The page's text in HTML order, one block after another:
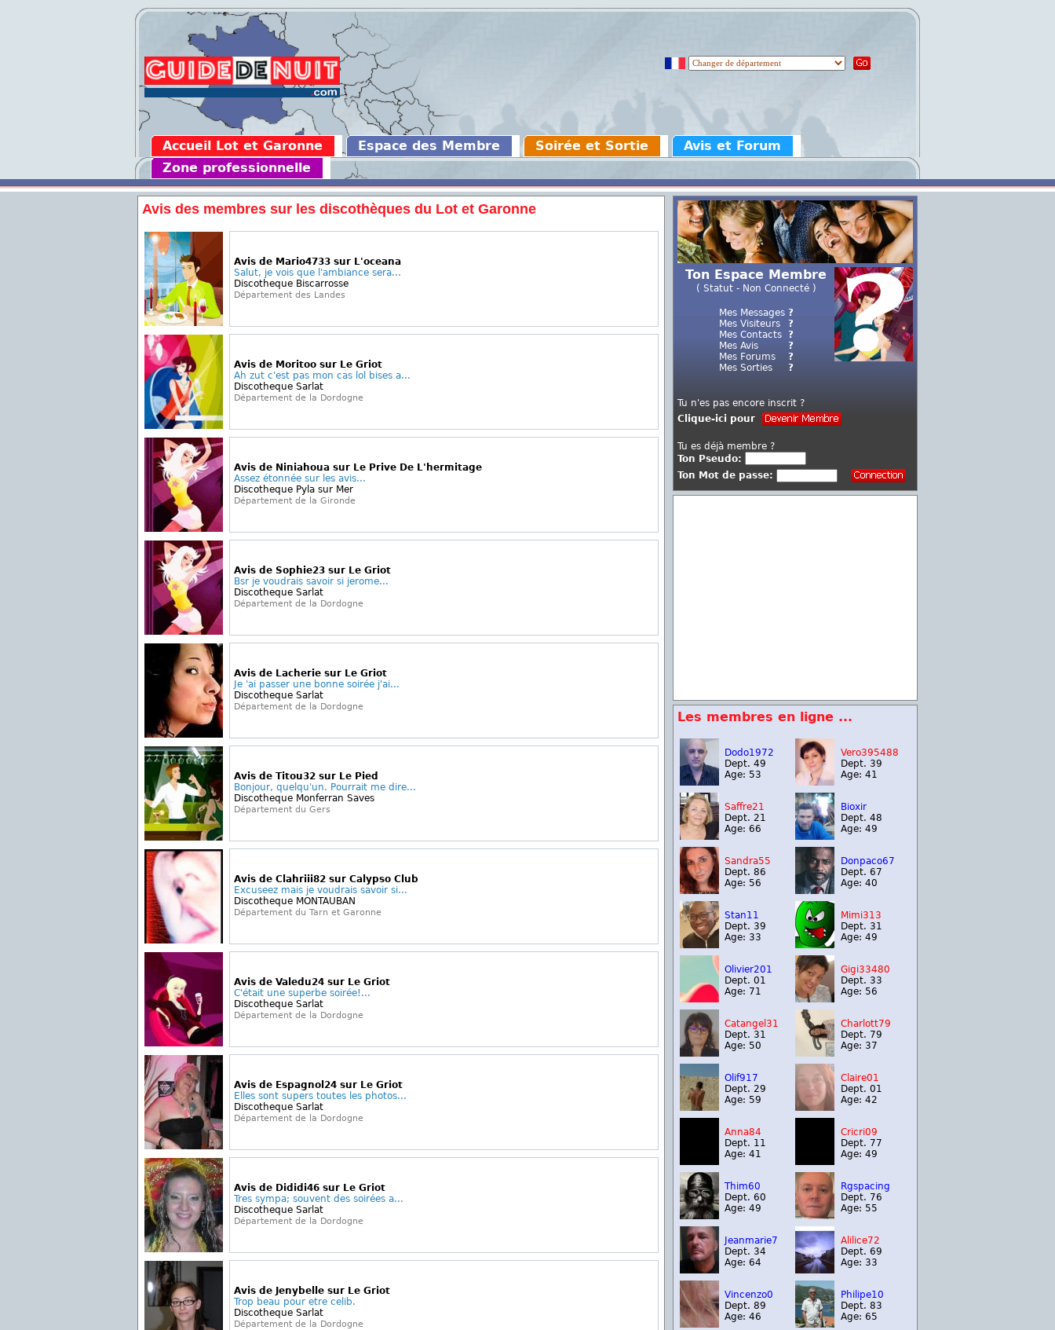
Accueil Lot et Garonne Espace des Membre Soirée et Sortie
Avis et Forum
Zone professionnelle
Avis des membres sur les discothèques du Lot et Garonne
Avis de Mario4733 sur L'oceana
Salut, je vois que l'ambiance sera...
Discotheque Biscarrosse
Département des Landes
Avis de Moritoo sur Le Griot
Ah zut c'est pas mon cas lol bises a...
Discotheque Sarlat
Département de la Dordogne
Avis de Niniahoua sur Le Prive De L'hermitage
Assez étonnée sur les avis...
Discotheque Pyla sur Mer
Département de la Gironde
Avis de Sophie23 sur Le Griot
Bsr je voudrais savoir si jerome...
Discotheque Sarlat
Département de la Dordogne
Avis de Lacherie sur Le Griot
Je 'ai passer une bonne soirée j'ai...
Discotheque Sarlat
Département de la Dordogne
Avis de Titou32 sur Le Pied
Bonjour, quelqu'un. Pourrait me dire...
Discotheque Monferran Saves
Département du Gers
Avis de Clahriii82 sur Calypso Club
Excuseez mais je voudrais savoir si...
Discotheque MONTAUBAN
Département du Tarn et Garonne
Avis de Valedu24 sur Le Griot
C'était une superbe soirée!...
Discotheque Sarlat
Département de la Dordogne
Avis de Espagnol24 sur Le Griot
Elles sont supers toutes les photos...
Discotheque Sarlat
Département de la Dordogne
Avis de Dididi46 sur Le Griot
Tres sympa; souvent des soirées a...
Discotheque Sarlat
Département de la Dordogne
Avis de Jenybelle sur Le Griot
Trop beau pour etre celib.
Discotheque Sarlat
Département de la Dordogne
Ton Espace Membre
( Statut - Non Connecté )
Mes Messages
Mes Visiteurs
Mes Contacts
Mes Avis
Mes Forums
Mes Sorties
?
?
?
?
?
?
Tu n'es pas encore inscrit ?
Clique-ici pour
Tu es déjà membre ?
Ton Pseudo:
Ton Mot de passe:
Les membres en ligne ...
Dodo1972
Dept. 49
Age: 53
Vero395488
Dept. 39
Age: 41
Saffre21
Dept. 21
Age: 66
Bioxir
Dept. 48
Age: 49
Sandra55
Dept. 86
Age: 56
Donpaco67
Dept. 67
Age: 40
Stan11
Dept. 39
Age: 33
Mimi313
Dept. 31
Age: 49
Olivier201
Dept. 01
Age: 71
Gigi33480
Dept. 33
Age: 56
Catangel31
Dept. 31
Age: 50
Charlott79
Dept. 79
Age: 37
Olif917
Dept. 29
Age: 59
Claire01
Dept. 01
Age: 42
Anna84
Dept. 11
Age: 41
Cricri09
Dept. 77
Age: 49
Thim60
Dept. 60
Age: 49
Rgspacing
Dept. 76
Age: 55
Jeanmarie7
Dept. 34
Age: 64
Alilice72
Dept. 69
Age: 33
Vincenzo0
Dept. 89
Age: 46
Philipe10
Dept. 83
Age: 65